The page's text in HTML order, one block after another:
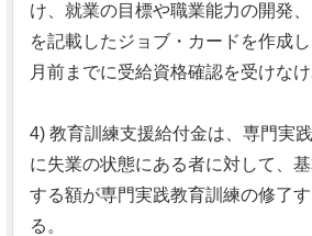
け、就業の目標や職業能力の開発
を記載したジョブ・カードを作成
月前までに受給資格確認を受けなけ
4) 教育訓練支援給付金は、専門実
に失業の状態にある者に対して、
する額が専門実践教育訓練の修了
る。